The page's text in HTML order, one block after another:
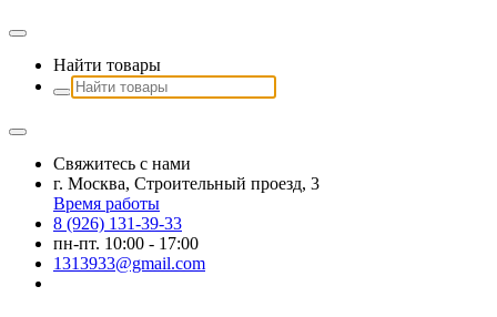
Найти товары
Свяжитесь с нами
г. Москва, Строительный проезд, 3
Время работы
8 (926) 131-39-33
пн-пт. 10:00 - 17:00
1313933@gmail.com